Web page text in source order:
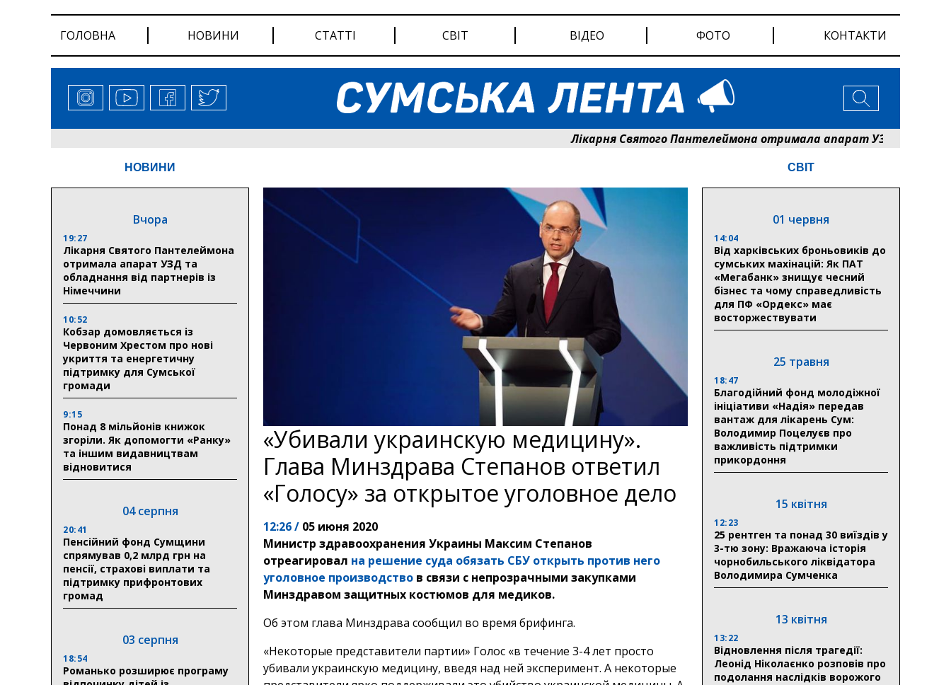
ГОЛОВНА НОВИНИ СТАТТІ СВІТ ВІДЕО ФОТО КОНТАКТИ
Лікарня Святого Пантелеймона отримала апарат УЗД та
НОВИНИ
Вчора
19:27
Лікарня Святого Пантелеймона
отримала апарат УЗД та
обладнання від партнерів із
Німеччини
10:52
Кобзар домовляється із
Червоним Хрестом про нові
укриття та енергетичну
підтримку для Сумської
громади
9:15
Понад 8 мільйонів книжок
згоріли. Як допомогти «Ранку»
та іншим видавництвам
відновитися
04 серпня
20:41
Пенсійний фонд Сумщини
спрямував 0,2 млрд грн на
пенсії, страхові виплати та
підтримку прифронтових
громад
03 серпня
18:54
Романько розширює програму
«Убивали украинскую медицину».
Глава Минздрава Степанов ответил
«Голосу» за открытое уголовное дело
12:26 / 05 июня 2020
Министр здравоохранения Украины Максим Степанов
отреагировал на решение суда обязать СБУ открыть против него
уголовное производство в связи с непрозрачными закупками
Минздравом защитных костюмов для медиков.
Об этом глава Минздрава сообщил во время брифинга.
«Некоторые представители партии» Голос «в течение 3-4 лет просто
убивали украинскую медицину, введя над ней эксперимент. А некоторые
СВІТ
01 червня
14:04
Від харківських броньовиків до
сумських махінацій: Як ПАТ
«Мегабанк» знищує чесний
бізнес та чому справедливість
для ПФ «Ордекс» має
восторжествувати
25 травня
18:47
Благодійний фонд молодіжної
ініціативи «Надія» передав
вантаж для лікарень Сум:
Володимир Поцелуєв про
важливість підтримки
прикордоння
15 квітня
12:23
25 рентген та понад 30 виїздів у
3-тю зону: Вражаюча історія
чорнобильського ліквідатора
Володимира Сумченка
13 квітня
13:22
Відновлення після трагедії:
Леонід Ніколаєнко розповів про
подолання наслідків ворожого